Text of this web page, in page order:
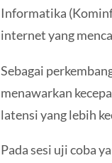
Informatika
internet yang
Sebagai
menawarkan
latensi yang lebih
Pada sesi uji coba